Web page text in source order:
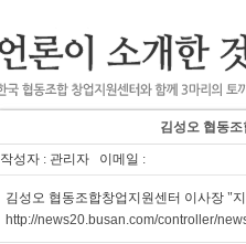
김성오 협동
작성자 : 관리자 이메일 :
김성오 협동조합창업지원센터 이사장 "
http://news20.busan.com/controller/